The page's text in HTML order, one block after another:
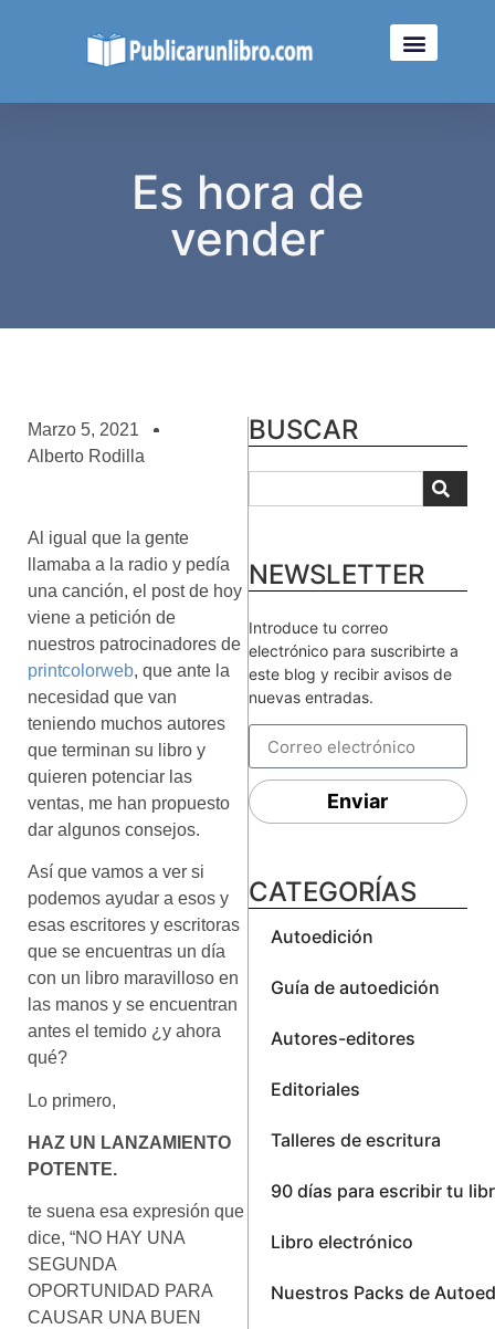
Es hora de
vender
Marzo 5, 2021
Alberto Rodilla
Al igual que la gente
llamaba a la radio y pedía
una canción, el post de hoy
viene a petición de
nuestros patrocinadores de
printcolorweb, que ante la
necesidad que van
teniendo muchos autores
que terminan su libro y
quieren potenciar las
ventas, me han propuesto
dar algunos consejos.
Así que vamos a ver si
podemos ayudar a esos y
esas escritores y escritoras
que se encuentras un día
con un libro maravilloso en
las manos y se encuentran
antes el temido ¿y ahora
qué?
Lo primero,
HAZ UN LANZAMIENTO
POTENTE.
te suena esa expresión que
dice, “NO HAY UNA
SEGUNDA
OPORTUNIDAD PARA
CAUSAR UNA BUEN
BUSCAR
NEWSLETTER
Introduce tu correo
electrónico para suscribirte a
este blog y recibir avisos de
nuevas entradas.
Enviar
CATEGORÍAS
Autoedición
Guía de autoedición
Autores-editores
Editoriales
Talleres de escritura
90 días para escribir tu
Libro electrónico
Nuestros Packs de